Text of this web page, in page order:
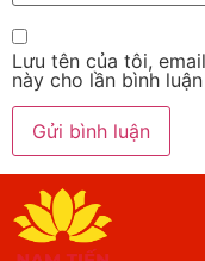
Lưu tên của tôi,
này cho lần bình